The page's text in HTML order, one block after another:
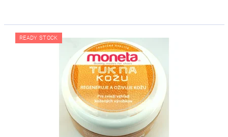
READY STOCK